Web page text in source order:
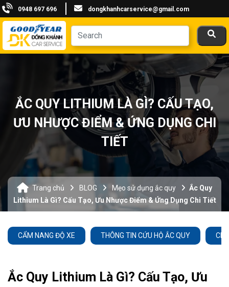
0948 697 696 dongkhanhcarservice@gmail.com
ẮC QUY LITHIUM LÀ GÌ? CẤU TẠO,
ƯU NHƯỢC ĐIỂM & ỨNG DỤNG CHI
TIẾT
Trang chủ BLOG Mẹo sử dụng ắc quy
Ắc Quy
Lithium Là Gì? Cấu Tạo, Ưu Nhược Điểm & Ứng Dụng Chi Tiết
CẨM NANG ĐỘ XE THÔNG TIN CỨU HỘ ẮC QUY
Ắc Quy Lithium Là Gì? Cấu Tạo, Ưu